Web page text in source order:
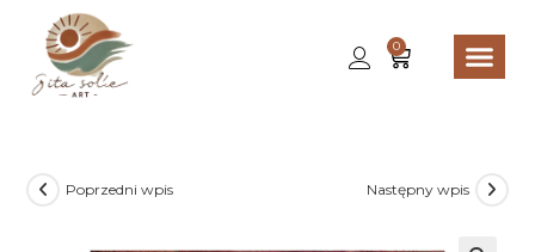
0
Poprzedni wpis Następny wpis